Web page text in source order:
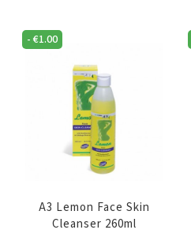
Brightening
Lotion
500ml
aantal
-€1.00
A3 Lemon Face Skin
Cleanser 260ml